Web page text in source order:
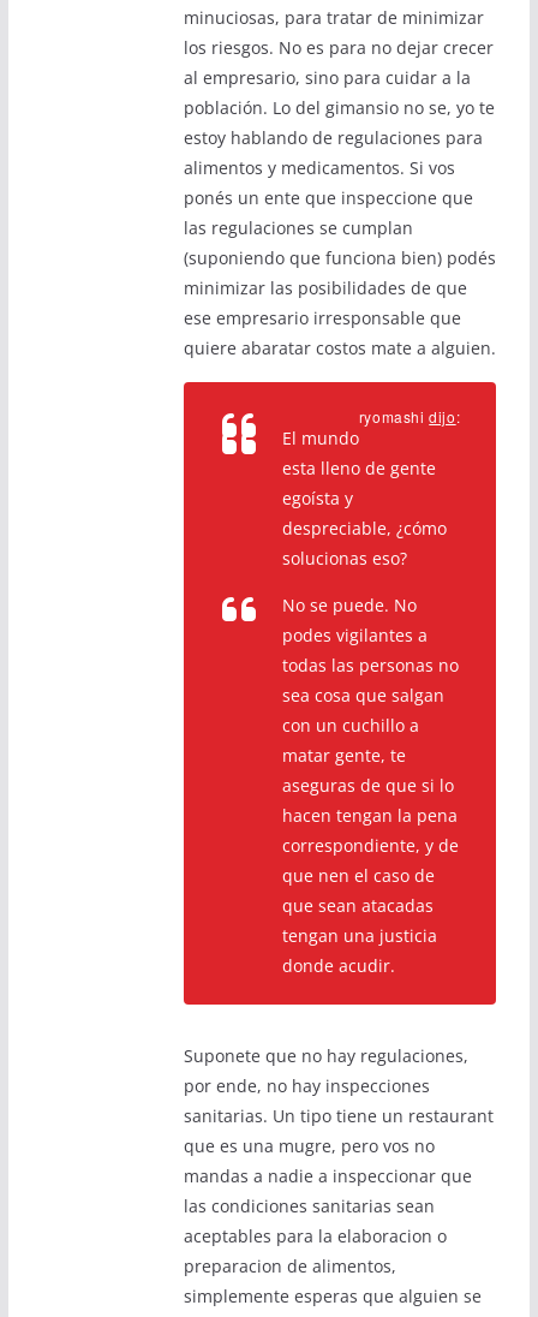
minuciosas, para tratar de minimizar
los riesgos. No es para no dejar crecer
al empresario, sino para cuidar a la
población. Lo del gimansio no se, yo te
estoy hablando de regulaciones para
alimentos y medicamentos. Si vos
ponés un ente que inspeccione que
las regulaciones se cumplan
(suponiendo que funciona bien) podés
minimizar las posibilidades de que
ese empresario irresponsable que
quiere abaratar costos mate a alguien.
ryomashidijo:
El mundo
esta lleno de gente
egoísta y
despreciable, ¿cómo
solucionas eso?
No se puede. No
podes vigilantes a
todas las personas no
sea cosa que salgan
con un cuchillo a
matar gente, te
aseguras de que si lo
hacen tengan la pena
correspondiente, y de
que nen el caso de
que sean atacadas
tengan una justicia
donde acudir.
Suponete que no hay regulaciones,
por ende, no hay inspecciones
sanitarias. Un tipo tiene un restaurant
que es una mugre, pero vos no
mandas a nadie a inspeccionar que
las condiciones sanitarias sean
aceptables para la elaboracion o
preparacion de alimentos,
simplemente esperas que alguien se